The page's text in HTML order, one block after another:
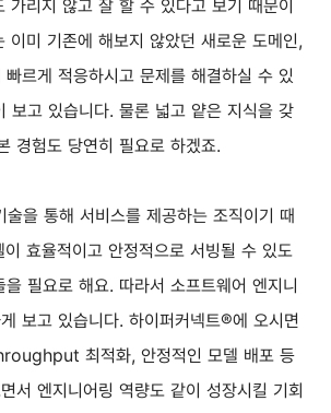
가리지 않고 잘 할 수 있다고 보기 때문이
이미 기존에 해보지 않았던 새로운 도메인,
르게 적응하시고 문제를 해결하실 수 있
보고 있습니다. 물론 넓고 얕은 지식을 갖
경험도 당연히 필요로 하겠죠.
을 통해 서비스를 제공하는 조직이기 때
효율적이고 안정적으로 서빙될 수 있도
필요로 해요. 따라서 소프트웨어 엔지니
보고 있습니다. 하이퍼커넥트®에 오시면
최적화, 안정적인 모델 배포 등
서 엔지니어링 역량도 같이 성장시킬 기회